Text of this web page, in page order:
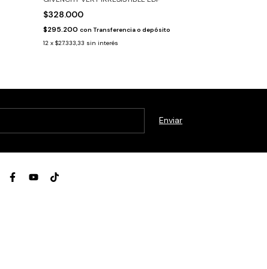
$328.000
$295.200 con Transferencia o depósito
12 x $27.333,33 sin interés